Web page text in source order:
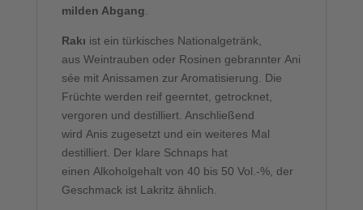
milden Abgang.
Rakı ist ein türkisches Nationalgetränk,
aus Weintrauben oder Rosinen gebrannter Ani
sée mit Anissamen zur Aromatisierung. Die
Früchte werden reif geerntet, getrocknet,
vergoren und destilliert. Anschließend
wird Anis zugesetzt und ein weiteres Mal
destilliert. Der klare Schnaps hat
einen Alkoholgehalt von 40 bis 50 Vol.-%, der
Geschmack ist Lakritz ähnlich.